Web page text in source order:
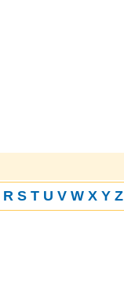
R S T U V W X Y Z